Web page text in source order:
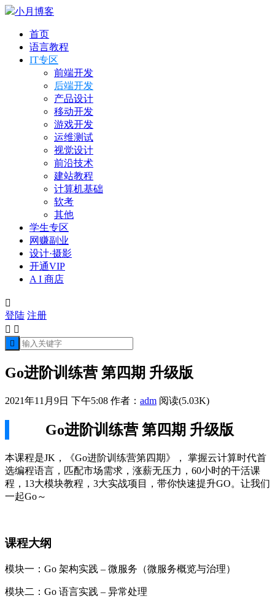
小月博客
首页
语言教程
IT专区
前端开发
后端开发
产品设计
移动开发
游戏开发
运维测试
视觉设计
前沿技术
建站教程
计算机基础
软考
其他
学生专区
网赚副业
设计·摄影
开通VIP
A I 商店

登陆 注册
 

Go进阶训练营 第四期 升级版
2021年11月9日 下午5:08 作者： adm 阅读(5.03K)
Go进阶训练营 第四期 升级版
本课程是JK，《Go进阶训练营第四期》， 掌握云计算时代首
选编程语言，匹配市场需求，涨薪无压力，60小时的干活课
程，13大模块教程，3大实战项目，带你快速提升GO。让我们
一起Go～
课程大纲
模块一：Go 架构实践 – 微服务（微服务概览与治理）
模块二：Go 语言实践 – 异常处理